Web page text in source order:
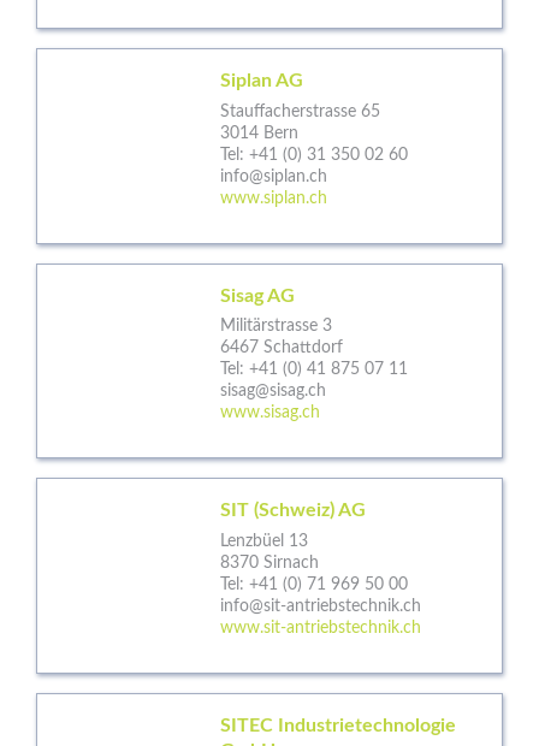
Siplan AG
Stauffacherstrasse 65
3014 Bern
Tel: +41 (0) 31 350 02 60
info@siplan.ch
www.siplan.ch
Sisag AG
Militärstrasse 3
6467 Schattdorf
Tel: +41 (0) 41 875 07 11
sisag@sisag.ch
www.sisag.ch
SIT (Schweiz) AG
Lenzbüel 13
8370 Sirnach
Tel: +41 (0) 71 969 50 00
info@sit-antriebstechnik.ch
www.sit-antriebstechnik.ch
SITEC Industrietechnologie